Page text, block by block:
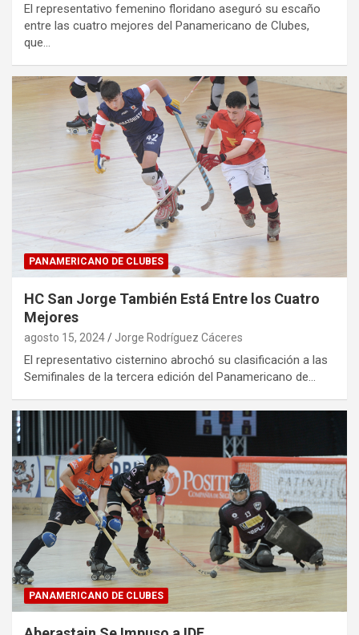
El representativo femenino floridano aseguró su escaño
entre las cuatro mejores del Panamericano de Clubes,
que…
PANAMERICANO DE CLUBES
HC San Jorge También Está Entre los Cuatro
Mejores
agosto 15, 2024 Jorge Rodríguez Cáceres
El representativo cisternino abrochó su clasificación a las
Semifinales de la tercera edición del Panamericano de…
PANAMERICANO DE CLUBES